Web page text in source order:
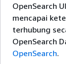
OpenSearch
mencapai
terhubung
OpenSearch
OpenSearch.